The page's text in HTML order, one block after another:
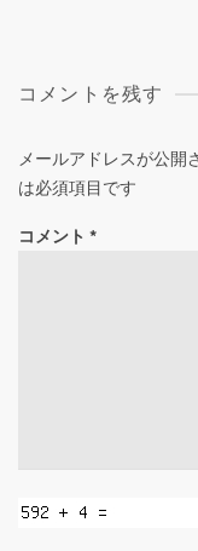
コメントを残す
メールアドレスが公開
は必須項目です
コメント *